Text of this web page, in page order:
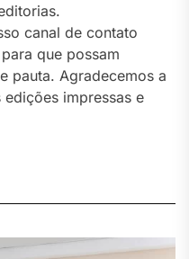
canal de contato
que possam
pauta. Agradecemos a
impressas e